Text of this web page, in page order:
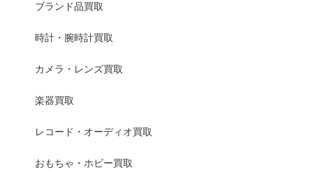
ブランド品買取
時計・腕時計買取
カメラ・レンズ買取
楽器買取
レコード・オーディオ買取
おもちゃ・ホビー買取